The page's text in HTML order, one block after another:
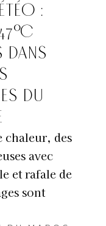
:
DANS
DU
chaleur, des
avec
et rafale de
sont